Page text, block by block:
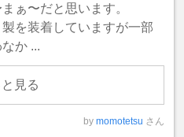
ぁ〜だと思います。
を装着していますが一部
か ...
見る
by momotetsu さん